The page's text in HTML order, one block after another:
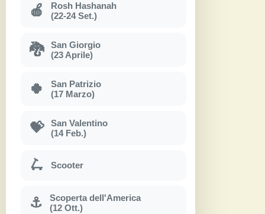
🍎
Rosh Hashanah
(22-24 Set.)
🐉
San Giorgio
(23 Aprile)
🍀
San Patrizio
(17 Marzo)
💝
San Valentino
(14 Feb.)
🛴 Scooter
⚓
Scoperta dell'America
(12 Ott.)